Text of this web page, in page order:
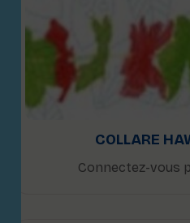
COLLARE
Connectez-vous